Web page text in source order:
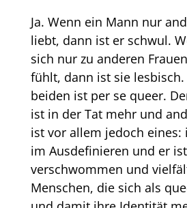
Ja. Wenn ein Mann nur
liebt, dann ist er schwul.
sich nur zu anderen
fühlt, dann ist sie
beiden ist per se queer.
ist in der Tat mehr und
ist vor allem jedoch eines:
im Ausdefinieren und er ist
verschwommen und
Menschen, die sich als